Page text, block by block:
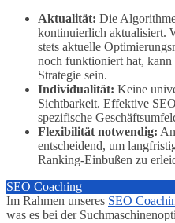
Aktualität: Die
kontinuierlich aktualisiert.
stets aktuelle
noch funktioniert hat, kann
Strategie sein.
Individualität: Keine
Sichtbarkeit. Effektive
spezifische
Flexibilität notwendig:
entscheidend, um
Ranking-Einbußen zu
SEO Coaching
Im Rahmen unseres SEO
was es bei der